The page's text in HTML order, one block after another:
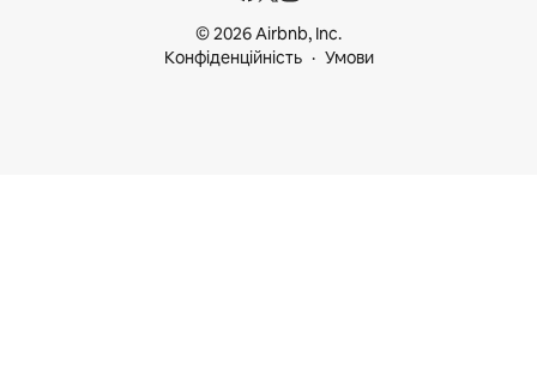
© 2026 Airbnb, Inc.
Конфіденційність
Умови